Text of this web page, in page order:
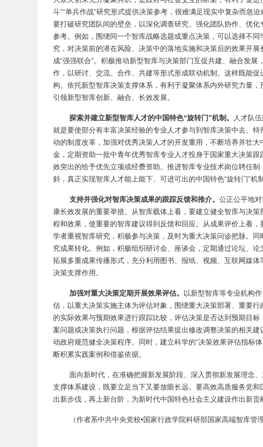
斗”“单兵作战”研究形式提供决策参考，很难满足现实中复杂而急
要打破研究团队间的壁垒，以深化调查研究、强化团队协作、优
参考。例如，围绕同一个智库战略选题或重点决策，可以选择不
究，对决策前的潜在风险、决策中的落地实施和决策后的效果开
成“强强联合”。积极推动新型智库与决策部门互促共建、融合发
作，以研讨、交流、合作、共建等形式形成联动机制。这样既能
构。依托新型智库决策支撑体系，有利于凝聚体系内外研究力量
引领新型智库创新、融合、长效发展。
探索并建立新型智库人才的中国特色“旋转门”机制。
人才队
就是要使部分有丰富决策经验的专业人才参与到智库决策中去。
动的制度改革，加强对优秀决策人才的开发重用，不断培养并壮
金，定期资助一批中青年优秀智库专业人才投身于国家重大决策
效突出的给予优先立项或经费资助。推进智库专业技术岗位聘任
斜，真正实现智库人才能上能下、可进可出的中国特色“旋转门”机制
支持并强化对智库决策成果的跟踪反馈和推介。 公正公平地
康长效发展的重要举措。从智库载体上看，要建立健全智库与决
程和效果，使重要的智库建议得到反馈和回应。从成果评价上看
学者重视智库研究，积极参与决策，及时为重大决策问诊把脉。
究成果转化。例如，积极组织研讨会、座谈会，定期通过论坛、
拓展多重成果传播形式，充分利用图书、报纸、视频、互联网媒
决策支撑作用。
加强对重大决策定期开展效果评估。
以新型智库等专业机构
估，以重大决策实施主体为评估对象，围绕重大决策部署、重要
的实际效果与预期效果进行跟踪比较，评估决策是否达到预期目
案问题或决策执行问题，根据评估结果提出修改调整决策的相关
动政府规范健全决策程序。同时，建立科学的“决策效果评估指标
断积累实践案例和借鉴依据。
面向新时代，在准确把握新发展阶段、深入贯彻新发展理念
支撑体系建设，既要立足当下又要放眼长远。要高效高质服务党
出新步伐，再上新台阶，为新时代中国特色社会主义建设作出新贡
（作者系中共中央党校•国家行政学院科研部国家高端智库管